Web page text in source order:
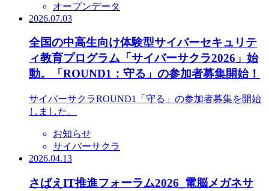
オープンデータ
2026.07.03
全国の中高生向け体験型サイバーセキュリテ
ィ教育プログラム「サイバーサクラ2026」始
動。「ROUND1：守る」の参加者募集開始！
サイバーサクラROUND1「守る」の参加者募集を開始
しました。
お知らせ
サイバーサクラ
2026.04.13
さばえIT推進フォーラム2026_電脳メガネサ